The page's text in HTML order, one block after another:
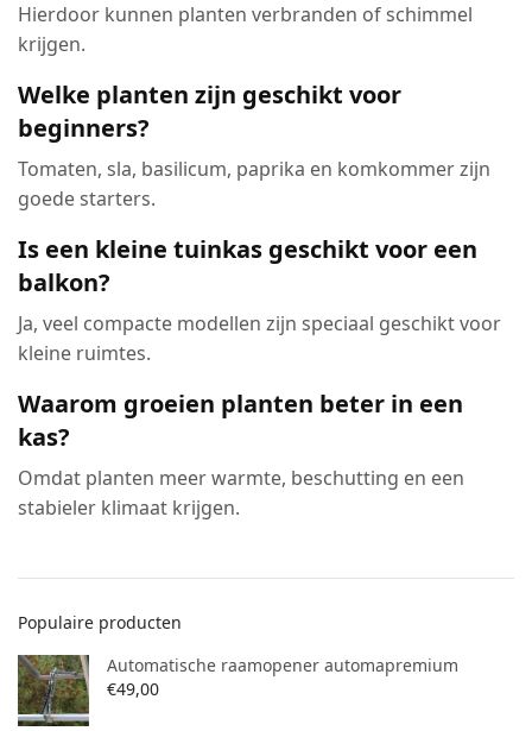
Hierdoor kunnen planten verbranden of schimmel
krijgen.
Welke planten zijn geschikt voor
beginners?
Tomaten, sla, basilicum, paprika en komkommer zijn
goede starters.
Is een kleine tuinkas geschikt voor een
balkon?
Ja, veel compacte modellen zijn speciaal geschikt voor
kleine ruimtes.
Waarom groeien planten beter in een
kas?
Omdat planten meer warmte, beschutting en een
stabieler klimaat krijgen.
Populaire producten
Automatische raamopener automapremium
€49,00